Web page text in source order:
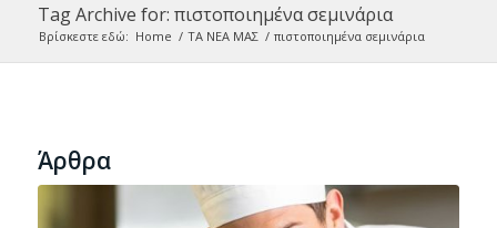
Tag Archive for: πιστοποιημένα σεμινάρια
Βρίσκεστε εδώ: Home / ΤΑ ΝΕΑ ΜΑΣ / πιστοποιημένα σεμινάρια
Άρθρα